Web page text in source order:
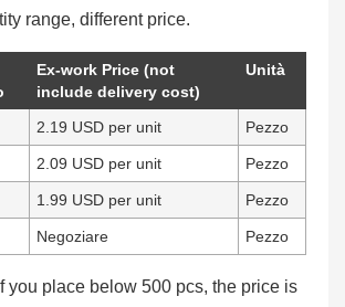
range, different price.
Ex-work Price (not
include delivery cost)
Unità
2.19 USD per unit Pezzo
2.09 USD per unit Pezzo
1.99 USD per unit Pezzo
Negoziare Pezzo
you place below 500 pcs, the price is